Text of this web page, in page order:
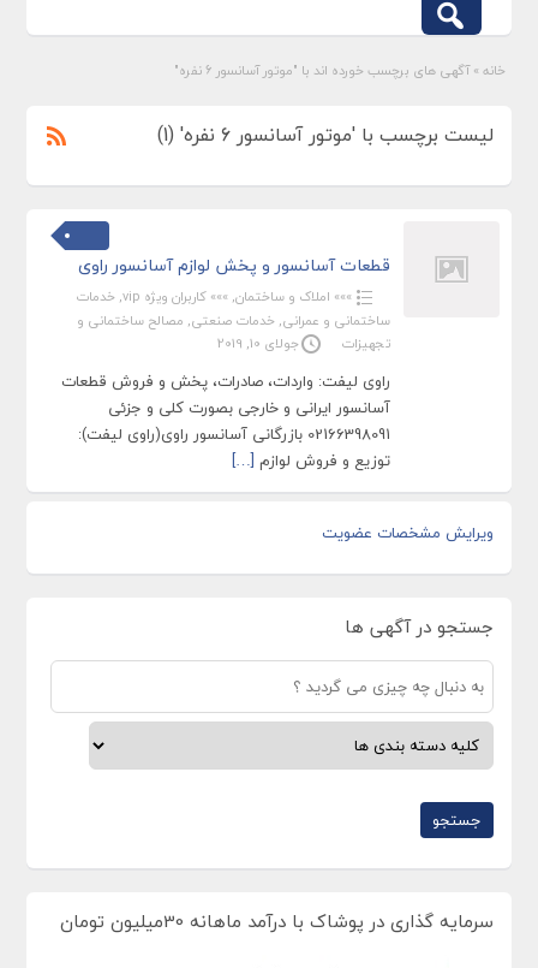
خانه » آگهی های برچسب خورده اند با "موتور آسانسور 6 نفره"
لیست برچسب با 'موتور آسانسور 6 نفره' (1)
قطعات آسانسور و پخش لوازم آسانسور راوی
»»» املاک و ساختمان, »»» کاربران ویژه vip , خدمات
ساختمانی و عمرانی, خدمات صنعتی, مصالح ساختمانی و
تجهیزات
جولای 10, 2019
راوی لیفت: واردات، صادرات، پخش و فروش قطعات
آسانسور ایرانی و خارجی بصورت کلی و جزئی
02166398091 بازرگانی آسانسور راوی(راوی لیفت):
توزیع و فروش لوازم […]
ویرایش مشخصات عضویت
جستجو در آگهی ها
سرمایه گذاری در پوشاک با درآمد ماهانه 30میلیون تومان